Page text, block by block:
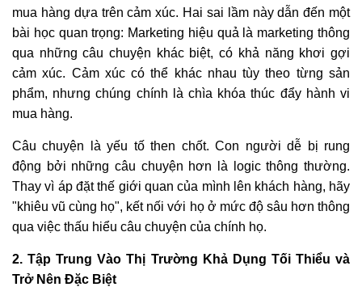
mua hàng dựa trên cảm xúc. Hai sai lầm này dẫn đến một
bài học quan trọng: Marketing hiệu quả là marketing thông
qua những câu chuyện khác biệt, có khả năng khơi gợi
cảm xúc. Cảm xúc có thể khác nhau tùy theo từng sản
phẩm, nhưng chúng chính là chìa khóa thúc đẩy hành vi
mua hàng.
Câu chuyện là yếu tố then chốt. Con người dễ bị rung
động bởi những câu chuyện hơn là logic thông thường.
Thay vì áp đặt thế giới quan của mình lên khách hàng, hãy
"khiêu vũ cùng họ", kết nối với họ ở mức độ sâu hơn thông
qua việc thấu hiểu câu chuyện của chính họ.
2. Tập Trung Vào Thị Trường Khả Dụng Tối Thiểu và
Trở Nên Đặc Biệt